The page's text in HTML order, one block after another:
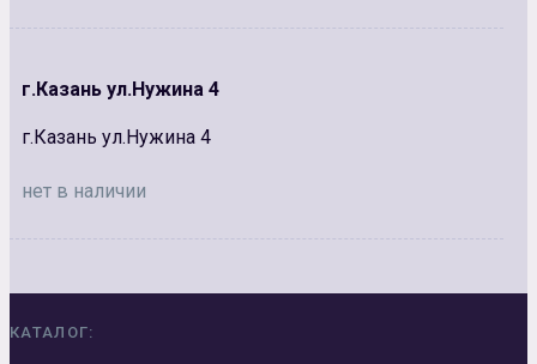
г.Казань ул.Нужина 4
г.Казань ул.Нужина 4
нет в наличии
КАТАЛОГ: